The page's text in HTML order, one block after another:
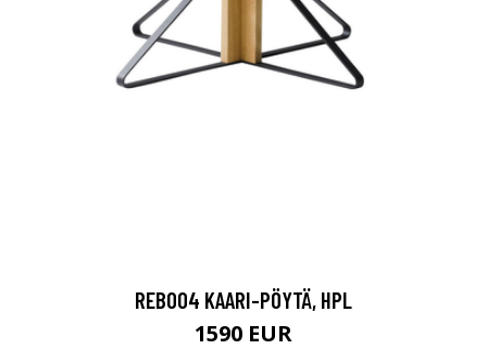
REB004 KAARI-PÖYTÄ, HPL
1590 EUR